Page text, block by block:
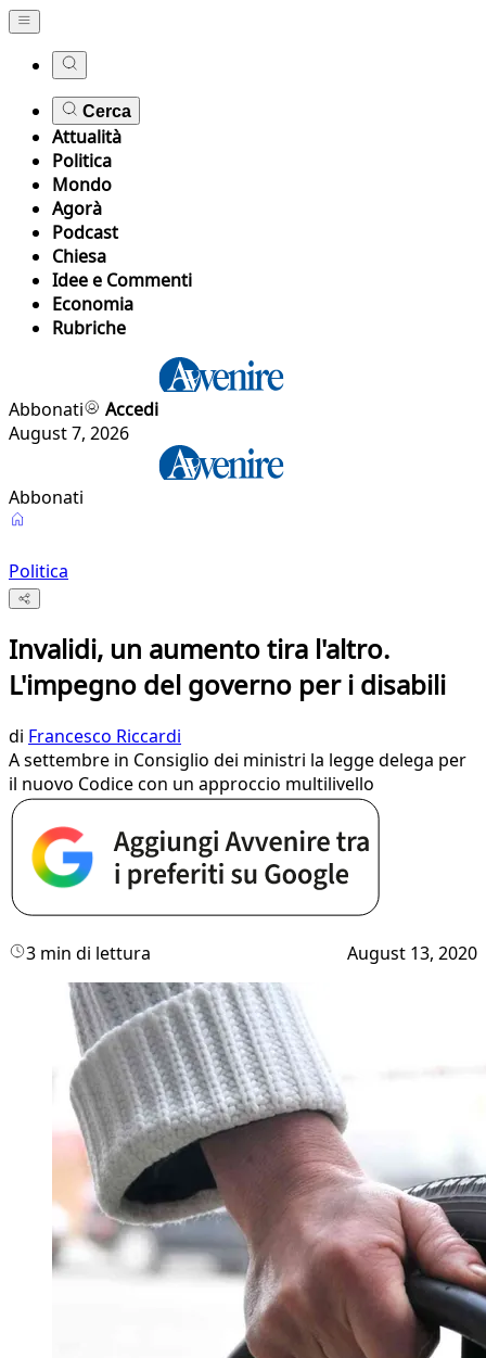
Cerca
Attualità
Politica
Mondo
Agorà
Podcast
Chiesa
Idee e Commenti
Economia
Rubriche
Abbonati
Accedi
August 7, 2026
Abbonati
Politica
Invalidi, un aumento tira l'altro.
L'impegno del governo per i disabili
di Francesco Riccardi
A settembre in Consiglio dei ministri la legge delega per
il nuovo Codice con un approccio multilivello
3 min di lettura August 13, 2020